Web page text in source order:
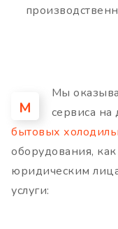
М
Мы
сервиса на
бытовых
оборудования,
юридическим
услуги: